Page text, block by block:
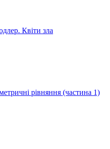
Квіти зла
рівняння (частина 1)